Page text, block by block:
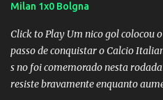
Milan 1x0 Bolgna
Click to Play Um nico gol colocou
passo de conquistar o Calcio
s no foi comemorado nesta
resiste bravamente enquanto